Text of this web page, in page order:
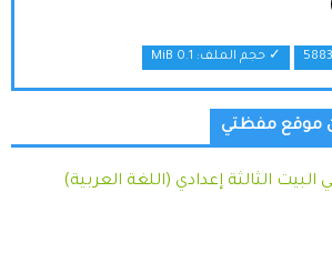
✓ حجم الملف: 0.1 MiB
موقع مفظتي
الثالثة إعدادي (اللغة العربية)